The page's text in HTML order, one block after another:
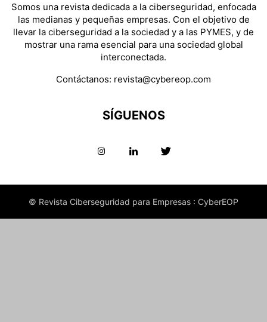
Somos una revista dedicada a la ciberseguridad, enfocada
las medianas y pequeñas empresas. Con el objetivo de
llevar la ciberseguridad a la sociedad y a las PYMES, y de
mostrar una rama esencial para una sociedad global
interconectada.
Contáctanos: revista@cybereop.com
SÍGUENOS
© Revista Ciberseguridad para Empresas : CyberEOP